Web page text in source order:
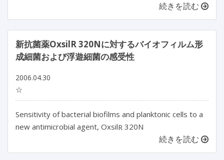
続きを読む
新抗菌薬OxsilR 320Nに対するバイオフィルム形
成細菌および浮遊細菌の感受性
2006.04.30
☆
Sensitivity of bacterial biofilms and planktonic cells to a
new antimicrobial agent, OxsilR 320N
続きを読む